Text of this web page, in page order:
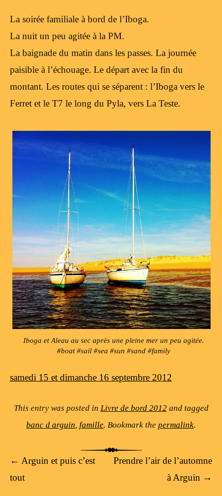
La soirée familiale à bord de l’Iboga.
La nuit un peu agitée à la PM.
La baignade du matin dans les passes. La journée
paisible à l’échouage. Le départ avec la fin du
montant. Les routes qui se séparent : l’Iboga vers le
Ferret et le T7 le long du Pyla, vers La Teste.
Iboga et Aleau au sec après une pleine mer un peu agitée.
#boat #sail #sea #sun #sand #family
samedi 15 et dimanche 16 septembre 2012
This entry was posted in Livre de bord 2012 and tagged
banc d arguin, famille. Bookmark the permalink.
Post navigation
← Arguin et puis c’est
tout
Prendre l’air de l’automne
à Arguin →